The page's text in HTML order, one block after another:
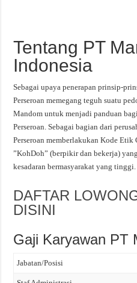
Tentang PT
Indonesia
Sebagai upaya penerapan prinsip-
Perseroan memegang teguh suatu
Mandom untuk menjadi panduan
Perseroan. Sebagai bagian dari
Perseroan memberlakukan Kode
”KohDoh” (berpikir dan bekerja)
kesadaran bermasyarakat yang
DAFTAR
DISINI
Gaji Karyawan PT
Jabatan/Posisi